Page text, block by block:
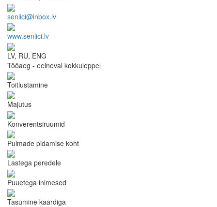
senlici@inbox.lv
www.senlici.lv
LV, RU, ENG
Tööaeg - eelneval kokkuleppel
Toitlustamine
Majutus
Konverentsiruumid
Pulmade pidamise koht
Lastega peredele
Puuetega inimesed
Tasumine kaardiga